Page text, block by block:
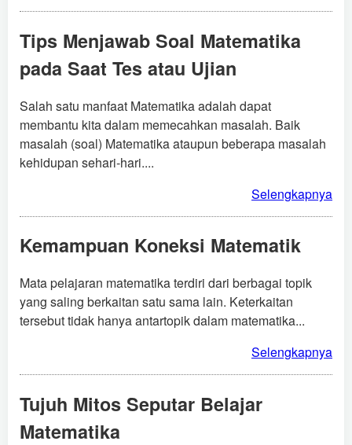
Tips Menjawab Soal Matematika
pada Saat Tes atau Ujian
Salah satu manfaat Matematika adalah dapat
membantu kita dalam memecahkan masalah. Baik
masalah (soal) Matematika ataupun beberapa masalah
kehidupan sehari-hari....
Selengkapnya
Kemampuan Koneksi Matematik
Mata pelajaran matematika terdiri dari berbagai topik
yang saling berkaitan satu sama lain. Keterkaitan
tersebut tidak hanya antartopik dalam matematika...
Selengkapnya
Tujuh Mitos Seputar Belajar
Matematika